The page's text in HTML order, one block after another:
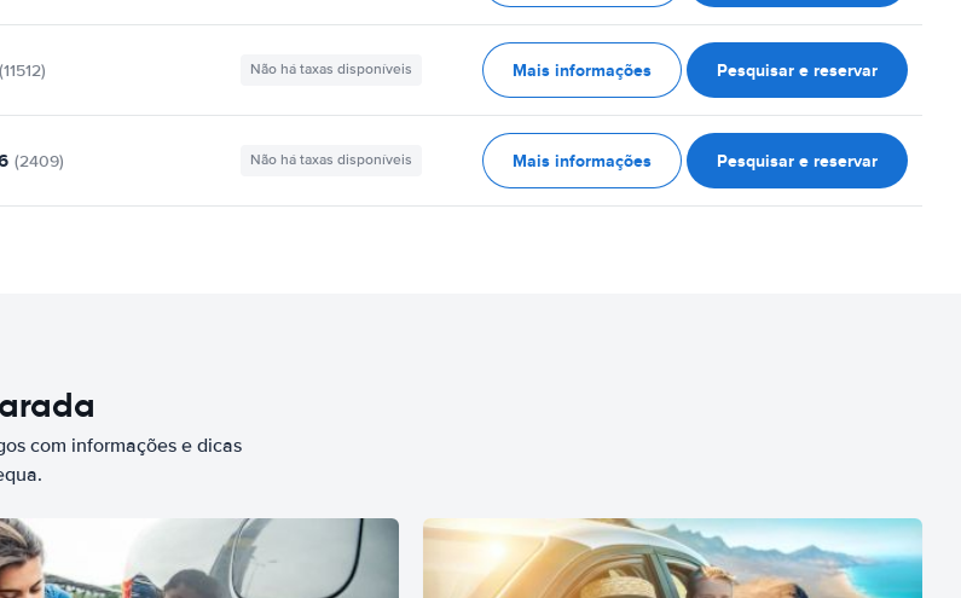
(11512) Não há taxas disponíveis Mais informações Pesquisar e reservar
(2409) Não há taxas disponíveis Mais informações Pesquisar e reservar
com informações e dicas